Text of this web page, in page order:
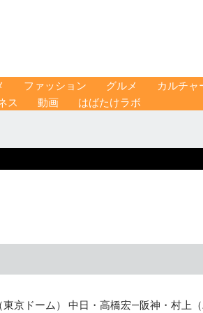
ファッション グルメ カルチャ
ス 動画 はばたけラボ
京ドーム） 中日・高橋宏―阪神・村上